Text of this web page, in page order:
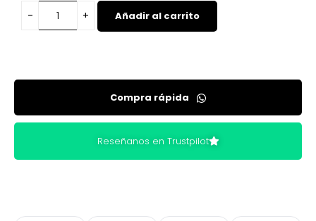
Añadir al carrito
Compra rápida
Reseñanos en Trustpilot